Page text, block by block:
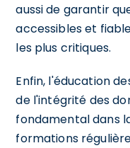
aussi de garantir
accessibles et
les plus critiques.
Enfin, l'éducation
de l'intégrité des
fondamental dans
formations